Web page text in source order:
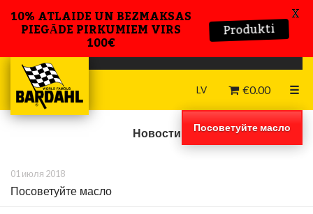
LV
Посоветуйте масло
€0.00 ☰
Новости
01 июля 2018
Посоветуйте масло
10% ATLAIDE UN BEZMAKSAS
PIEGĀDE PIRKUMIEM VIRS
100€ Produkti
X